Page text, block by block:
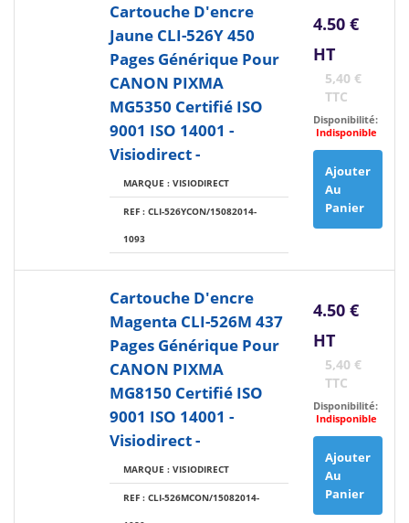
Cartouche D'encre
Jaune CLI-526Y 450
Pages Générique Pour
CANON PIXMA
MG5350 Certifié ISO
9001 ISO 14001 -
Visiodirect -
MARQUE : VISIODIRECT
REF : CLI-526YCON/15082014-
1093
4.50 €
HT
5,40 €
TTC
Disponibilité:
Indisponible
Ajouter
Au
Panier
Cartouche D'encre
Magenta CLI-526M 437
Pages Générique Pour
CANON PIXMA
MG8150 Certifié ISO
9001 ISO 14001 -
Visiodirect -
MARQUE : VISIODIRECT
REF : CLI-526MCON/15082014-
4.50 €
HT
5,40 €
TTC
Disponibilité:
Indisponible
Ajouter
Au
Panier